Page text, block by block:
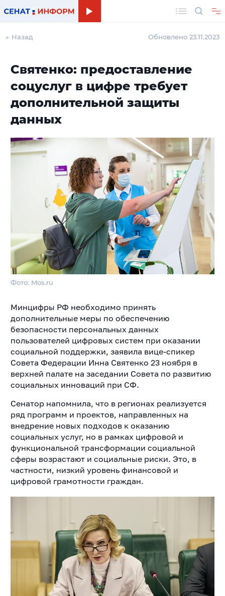
← Назад Обновлено 23.11.2023
Святенко: предоставление
соцуслуг в цифре требует
дополнительной защиты
данных
Фото: Mos.ru
Минцифры РФ необходимо принять
дополнительные меры по обеспечению
безопасности персональных данных
пользователей цифровых систем при оказании
социальной поддержки, заявила вице-спикер
Совета Федерации Инна Святенко 23 ноября в
верхней палате на заседании Совета по развитию
социальных инноваций при СФ.
Сенатор напомнила, что в регионах реализуется
ряд программ и проектов, направленных на
внедрение новых подходов к оказанию
социальных услуг, но в рамках цифровой и
функциональной трансформации социальной
сферы возрастают и социальные риски. Это, в
частности, низкий уровень финансовой и
цифровой грамотности граждан.